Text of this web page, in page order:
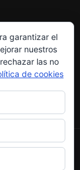
garantizar el
nuestros
las no
de cookies